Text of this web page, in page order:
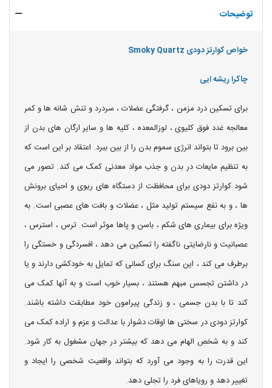
توضیحات
خواص کوارتز دودی Smoky Quartz
چاکرا ریشه ایی
برای تسکین درد مزمن ، گرفتگی عضلات ، سردرد و تنش شانه ها و کمر
معالجه غدد فوق کلیوی ، لوزالمعده ، کلیه ها و سایر ارگان های بدن از
بین برود تا بتواند انرژی سموم بدن را از بین ببرد. اعتقاد بر این است که
به تنظیم مایعات در بدن و جذب مواد معدنی کمک می کند. تصور می
شود کوارتز دودی برای محافظت از دستگاه های ریوی و احیای برونش
ها ، و به نفع سیستم تولید مثل ، عضلات و بافت های عصبی است. به
ویژه برای بیماری های شکم ، باسن و پاها موثر است. ترس ، استرس ،
عصبانیت و نارضایتی ناگفته را تسکین می دهد ، افسردگی و خستگی را
برطرف می کند ، این سنگ برای کسانی که تمایل به خودکشی دارند و یا
در داشتن تجسس مبهم هستند ، بسیار خوب است و به آنها کمک می
کند تا با بدن جسمی ، و زندگی پیرامون خود مطابقت داشته باشند.
کوارتز دودی در سختی ها اوقات دشوار با عدالت و عزم و اراده کمک می
کند و به شخص الهام می دهد که بیشتر در جهان مشغول به کار شود.
این قدرت را به وجود می آورد که بتواند واقعیت شخصی را ایجاد و
تغییر دهد و رویاهای فرد را تجلی دهد.